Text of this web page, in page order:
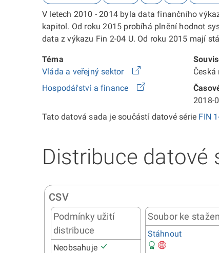
V letech 2010 - 2014 byla data finančního
kapitol. Od roku 2015 probíhá plnění hodnot
data z výkazu Fin 2-04 U. Od roku 2015 mají
Téma
Vláda a veřejný sektor
Hospodářství a finance
2018-
Tato datová sada je součástí datové série FIN
Distribuce datové
CSV
Podmínky užití
distribuce
Neobsahuje
Soubor ke
Stáhnout